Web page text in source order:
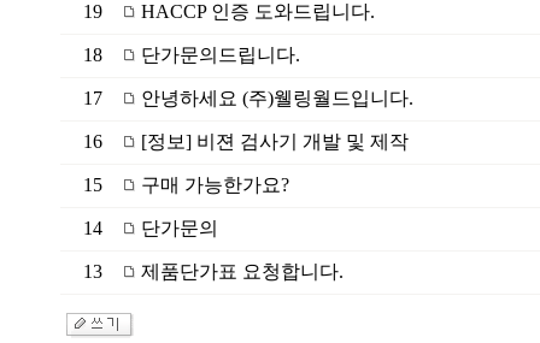
19 HACCP 인증 도와드립니다.
18 단가문의드립니다.
17 안녕하세요 (주)웰링월드입니다.
16 [정보] 비젼 검사기 개발 및 제작
15 구매 가능한가요?
14 단가문의
13 제품단가표 요청합니다.